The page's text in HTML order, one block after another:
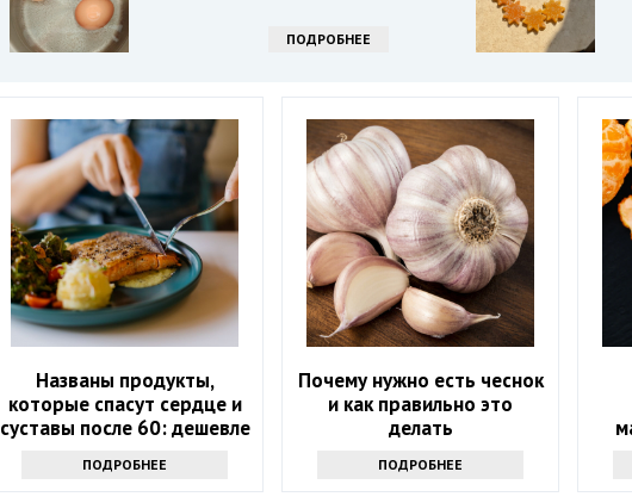
ПОДРОБНЕЕ
Названы продукты,
которые спасут сердце и
суставы после 60: дешевле
ПОДРОБНЕЕ
Почему нужно есть чеснок
и как правильно это
делать
ПОДРОБНЕЕ